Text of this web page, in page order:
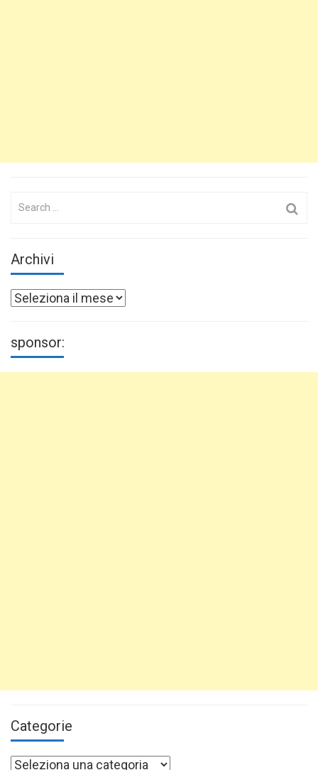
Search
Archivi
Archivi
sponsor:
Categorie
Categorie